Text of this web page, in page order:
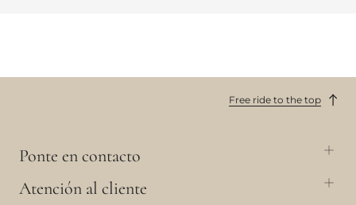
Free ride to the top
Ponte en contacto
Atención al cliente